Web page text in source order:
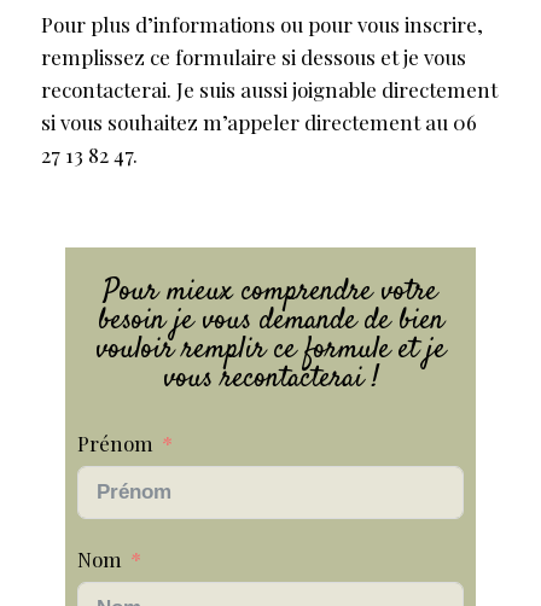
Pour plus d’informations ou pour vous inscrire,
remplissez ce formulaire si dessous et je vous
recontacterai. Je suis aussi joignable directement
si vous souhaitez m’appeler directement au 06
27 13 82 47.
Pour mieux comprendre votre
besoin je vous demande de bien
vouloir remplir ce formule et je
vous recontacterai !
Prénom
Nom